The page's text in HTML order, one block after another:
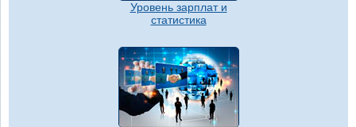
Уровень зарплат и
статистика